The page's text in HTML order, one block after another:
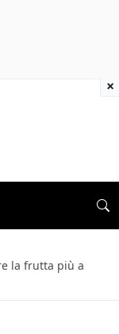
la frutta più a
×